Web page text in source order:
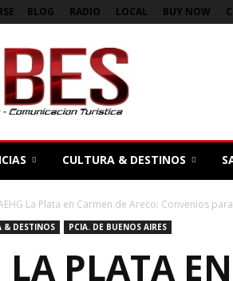
BLOG RADIO LOCAL BUY NOW
CULTURA & DESTINOS
La Plata en Carmen de Areco: Convenios
& DESTINOS PCIA. DE BUENOS AIRES
LA PLATA